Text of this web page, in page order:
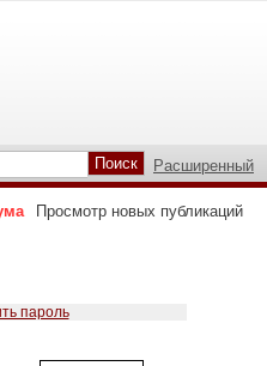
Расширенный
Просмотр новых публикаций
пароль